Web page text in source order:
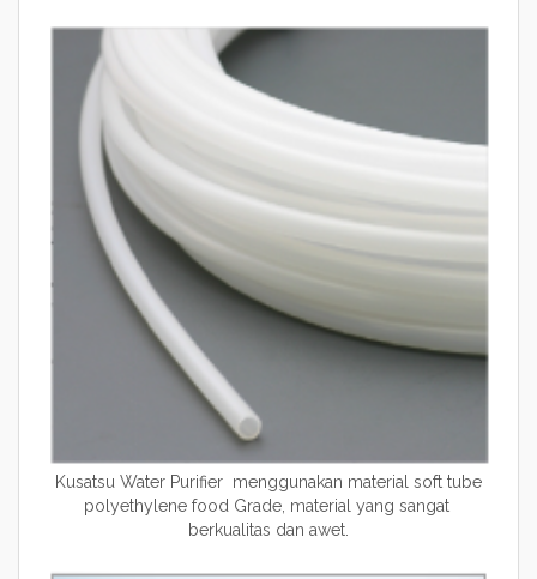
Kusatsu Water Purifier menggunakan material soft tube
polyethylene food Grade, material yang sangat
berkualitas dan awet.